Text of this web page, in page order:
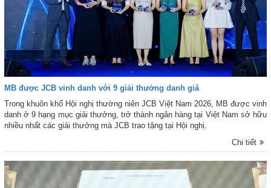
MB được JCB vinh danh với 9 giải thưởng danh giá
Trong khuôn khổ Hội nghị thường niên JCB Việt Nam 2026, MB được vinh
danh ở 9 hạng mục giải thưởng, trở thành ngân hàng tại Việt Nam sở hữu
nhiều nhất các giải thưởng mà JCB trao tặng tại Hội nghị.
Chi tiết